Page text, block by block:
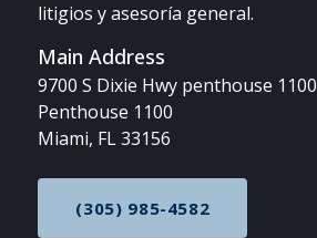
litigios y asesoría general.
Main Address
9700 S Dixie Hwy penthouse 1100
Penthouse 1100
Miami, FL 33156
CALL NOW AT
(305) 985-4582